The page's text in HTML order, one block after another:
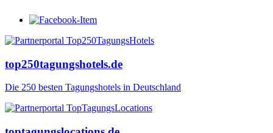
top250tagungshotels.de
Die 250 besten Tagungshotels in Deutschland